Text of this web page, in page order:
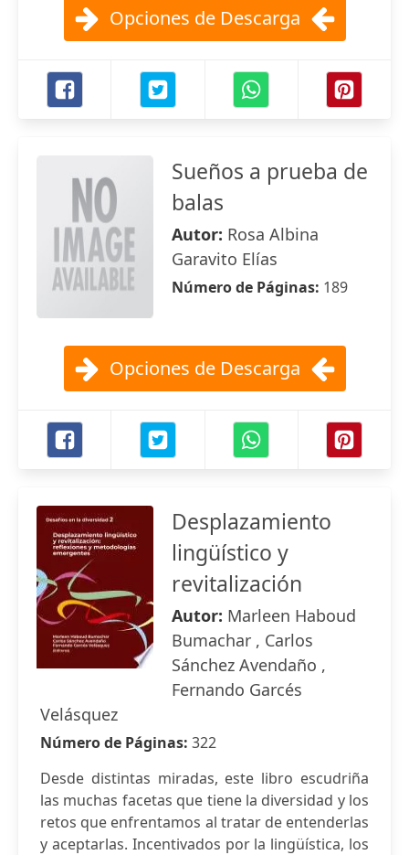
Opciones de Descarga
Sueños a prueba de
balas
Autor: Rosa Albina
Garavito Elías
Número de Páginas: 189
Opciones de Descarga
Desplazamiento
lingüístico y
revitalización
Autor: Marleen Haboud
Bumachar , Carlos
Sánchez Avendaño ,
Fernando Garcés
Velásquez
Número de Páginas: 322
Desde distintas miradas, este libro escudriña
las muchas facetas que tiene la diversidad y los
retos que enfrentamos al tratar de entenderlas
y aceptarlas. Incentivados por la lingüística, los